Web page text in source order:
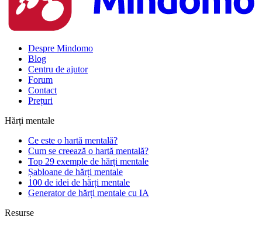
Despre Mindomo
Blog
Centru de ajutor
Forum
Contact
Prețuri
Hărți mentale
Ce este o hartă mentală?
Cum se creează o hartă mentală?
Top 29 exemple de hărți mentale
Șabloane de hărți mentale
100 de idei de hărți mentale
Generator de hărți mentale cu IA
Resurse